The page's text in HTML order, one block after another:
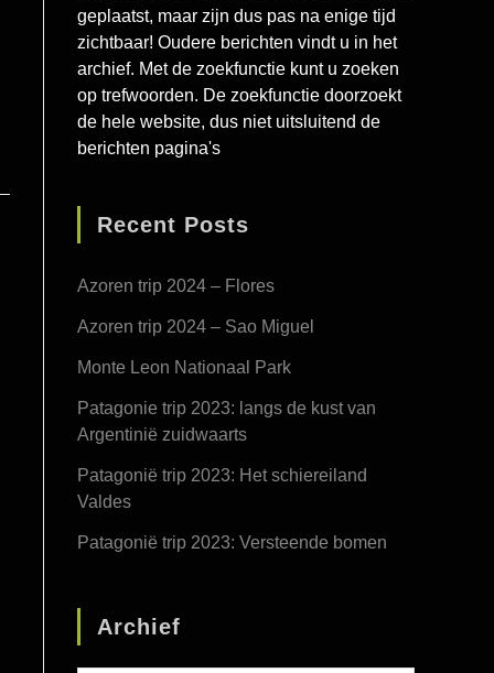
geplaatst, maar zijn dus pas na enige tijd
zichtbaar! Oudere berichten vindt u in het
archief. Met de zoekfunctie kunt u zoeken
op trefwoorden. De zoekfunctie doorzoekt
de hele website, dus niet uitsluitend de
berichten pagina's
Recent Posts
Azoren trip 2024 – Flores
Azoren trip 2024 – Sao Miguel
Monte Leon Nationaal Park
Patagonie trip 2023: langs de kust van
Argentinië zuidwaarts
Patagonië trip 2023: Het schiereiland
Valdes
Patagonië trip 2023: Versteende bomen
Archief